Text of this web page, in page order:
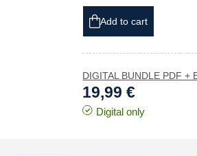
Add to cart
DIGITAL BUNDLE PDF +
19,99 €
Digital only